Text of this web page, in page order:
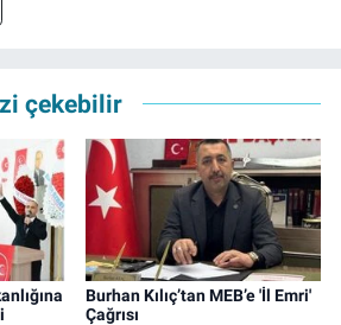
çekebilir
Burhan Kılıç’tan MEB’e 'İl Emri'
Çağrısı